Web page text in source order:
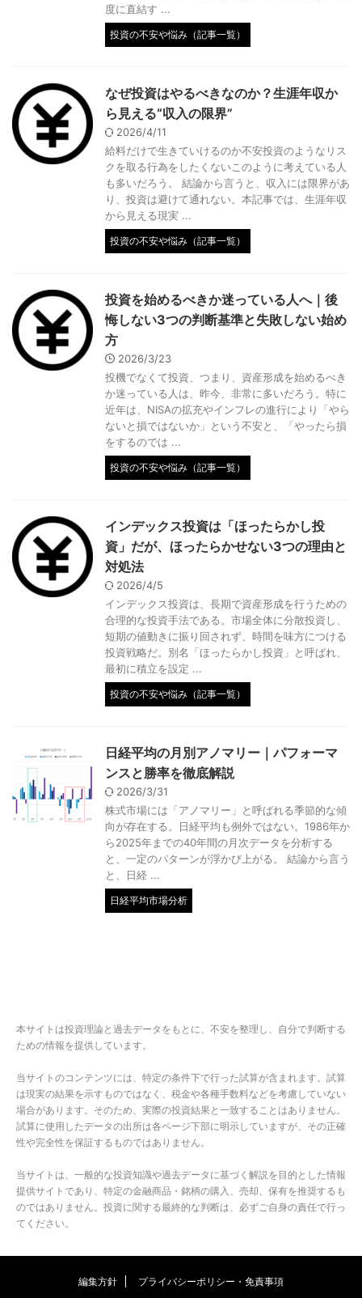
度に直結す ...
投資の不安や悩み（記事一覧）
なぜ投資はやるべきなのか？生涯年収か
ら見える“収入の限界”
2026/4/11
給料だけで生きていけるのか不安投資のようなリス
クを取る行為をしたくないこのように考えている人
も多いだろう。 結論から言うと、収入には限界があ
り、投資は避けて通れない。本記事では、生涯年収
から見える現実 ...
投資の不安や悩み（記事一覧）
投資を始めるべきか迷っている人へ｜後
悔しない3つの判断基準と失敗しない始め
方
2026/3/23
投機でなくて投資、つまり、資産形成を始めるべき
か迷っている人は、昨今、非常に多いだろう。特に
近年は、NISAの拡充やインフレの進行により「やら
ないと損ではないか」という不安と、「やったら損
をするのでは ...
投資の不安や悩み（記事一覧）
インデックス投資は「ほったらかし投
資」だが、ほったらかせない3つの理由と
対処法
2026/4/5
インデックス投資は、長期で資産形成を行うための
合理的な投資手法である。市場全体に分散投資し、
短期の値動きに振り回されず、時間を味方につける
投資戦略だ。別名「ほったらかし投資」と呼ばれ、
最初に積立を設定 ...
投資の不安や悩み（記事一覧）
日経平均の月別アノマリー｜パフォーマ
ンスと勝率を徹底解説
2026/3/31
株式市場には「アノマリー」と呼ばれる季節的な傾
向が存在する。日経平均も例外ではない。1986年か
ら2025年までの40年間の月次データを分析する
と、一定のパターンが浮かび上がる。 結論から言う
と、日経 ...
日経平均市場分析
本サイトは投資理論と過去データをもとに、不安を整理し、自分で判断する
ための情報を提供しています。
当サイトのコンテンツには、特定の条件下で行った試算が含まれます。試算
は現実の結果を示すものではなく、税金や各種手数料などを考慮していない
場合があります。そのため、実際の投資結果と一致することはありません。
試算に使用したデータの出所は各ページ下部に明示していますが、その正確
性や完全性を保証するものではありません。
当サイトは、一般的な投資知識や過去データに基づく解説を目的とした情報
提供サイトであり、特定の金融商品・銘柄の購入、売却、保有を推奨するも
のではありません。投資に関する最終的な判断は、必ずご自身の責任で行っ
てください。
編集方針 プライバシーポリシー・免責事項